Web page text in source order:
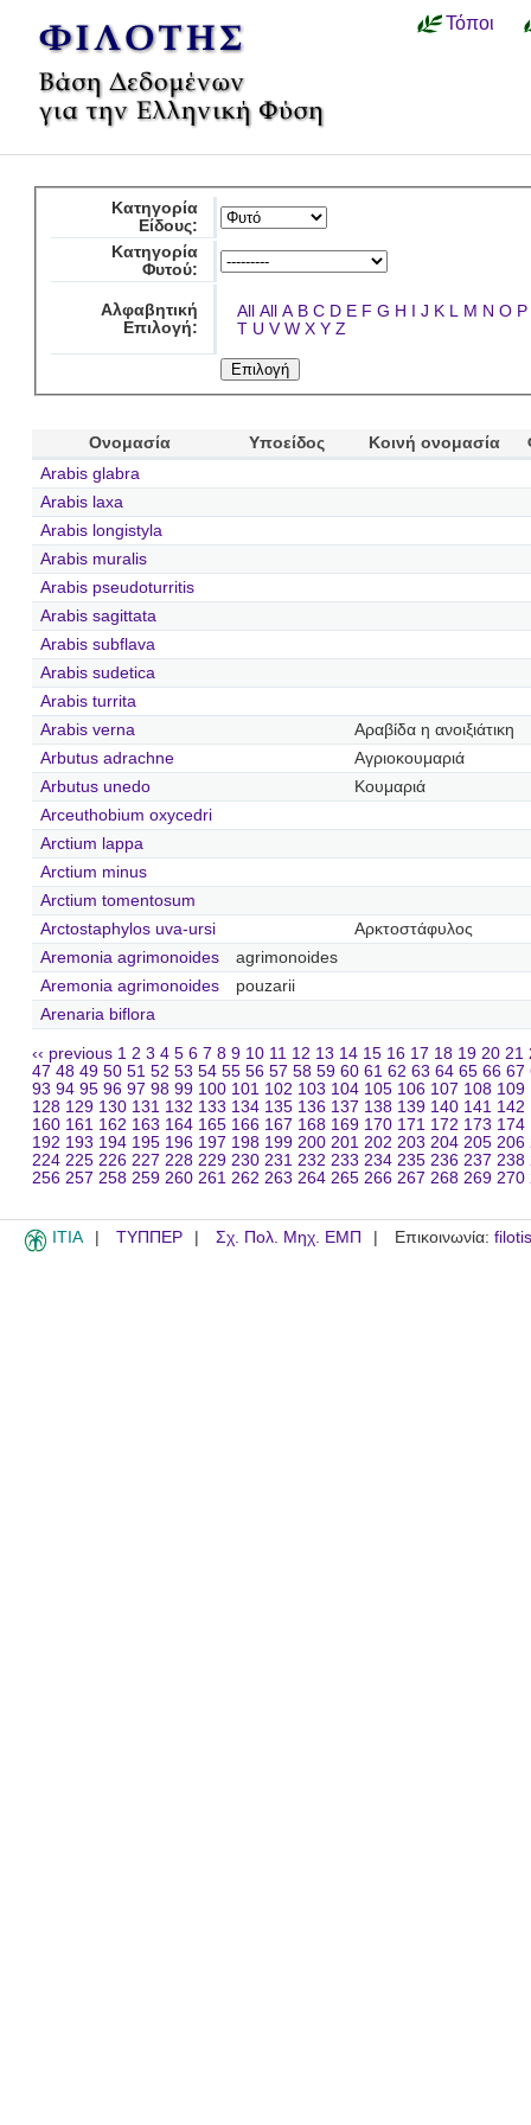
Τόποι
Κατηγορία
Είδους:
Κατηγορία
Φυτού:
Αλφαβητική
Επιλογή:
All All A B C D E F G H I J K L M N O P
T U V W X Y Z
Ονομασία Υποείδος Κοινή ονομασία
Arabis glabra
Arabis laxa
Arabis longistyla
Arabis muralis
Arabis pseudoturritis
Arabis sagittata
Arabis subflava
Arabis sudetica
Arabis turrita
Arabis verna
Αραβίδα η ανοιξιάτικη
Arbutus adrachne
Αγριοκουμαριά
Arbutus unedo
Κουμαριά
Arceuthobium oxycedri
Arctium lappa
Arctium minus
Arctium tomentosum
Arctostaphylos uva-ursi
Αρκτοστάφυλος
Aremonia agrimonoides
agrimonoides
Aremonia agrimonoides
pouzarii
Arenaria biflora
‹‹ previous 1 2 3 4 5 6 7 8 9 10 11 12 13 14 15 16 17 18 19 20 21
47 48 49 50 51 52 53 54 55 56 57 58 59 60 61 62 63 64 65 66 67
93 94 95 96 97 98 99 100 101 102 103 104 105 106 107 108 109
128 129 130 131 132 133 134 135 136 137 138 139 140 141 142
160 161 162 163 164 165 166 167 168 169 170 171 172 173 174
192 193 194 195 196 197 198 199 200 201 202 203 204 205 206
224 225 226 227 228 229 230 231 232 233 234 235 236 237 238
256 257 258 259 260 261 262 263 264 265 266 267 268 269 270
ITIA ΤΥΠΠΕΡ Σχ. Πολ. Μηχ. ΕΜΠ Επικοινωνία: